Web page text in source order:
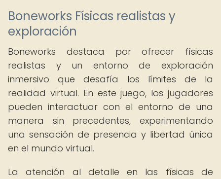
Boneworks Físicas realistas y
exploración
Boneworks destaca por ofrecer físicas
realistas y un entorno de exploración
inmersivo que desafía los límites de la
realidad virtual. En este juego, los jugadores
pueden interactuar con el entorno de una
manera sin precedentes, experimentando
una sensación de presencia y libertad única
en el mundo virtual.
La atención al detalle en las físicas de